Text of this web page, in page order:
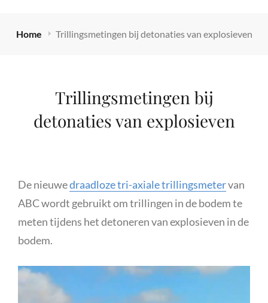
Home Trillingsmetingen bij detonaties van explosieven
Trillingsmetingen bij
detonaties van explosieven
De nieuwedraadloze tri-axiale trillingsmetervan
ABC wordt gebruikt om trillingen in de bodem te
meten tijdens het detoneren van explosieven in de
bodem.